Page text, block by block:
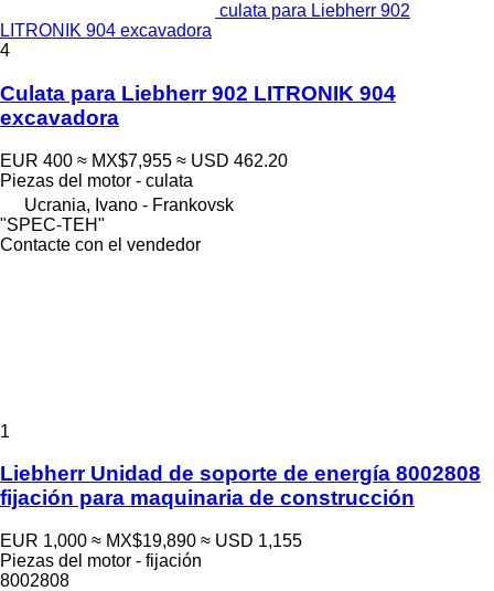
culata para Liebherr 902
LITRONIK 904 excavadora
4
Culata para Liebherr 902 LITRONIK 904
excavadora
EUR 400 ≈ MX$7,955 ≈ USD 462.20
Piezas del motor - culata
Ucrania, Ivano - Frankovsk
"SPEC-TEH"
Contacte con el vendedor
1
Liebherr Unidad de soporte de energía 8002808
fijación para maquinaria de construcción
EUR 1,000 ≈ MX$19,890 ≈ USD 1,155
Piezas del motor - fijación
8002808